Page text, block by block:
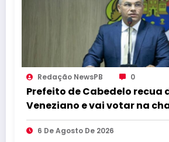
Redação NewsPB 0
Prefeito de Cabedelo recua
Veneziano e vai votar na
governista completa
6 De Agosto De 2026